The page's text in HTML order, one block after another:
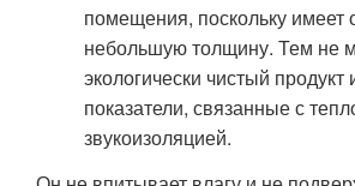
помещения, поскольку имеет
небольшую толщину. Тем не
экологически чистый
показатели, связанные с
звукоизоляцией.